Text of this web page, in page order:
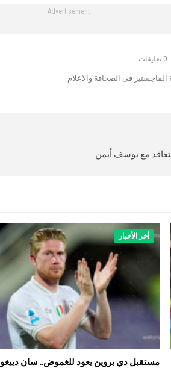
Advertisement
0 تعليقات
فى الصحافة والاعلام
مع يوسف أيمن
أخر الأخبار
مستقبل دي بروين يعود للغموض.. سان دييغو